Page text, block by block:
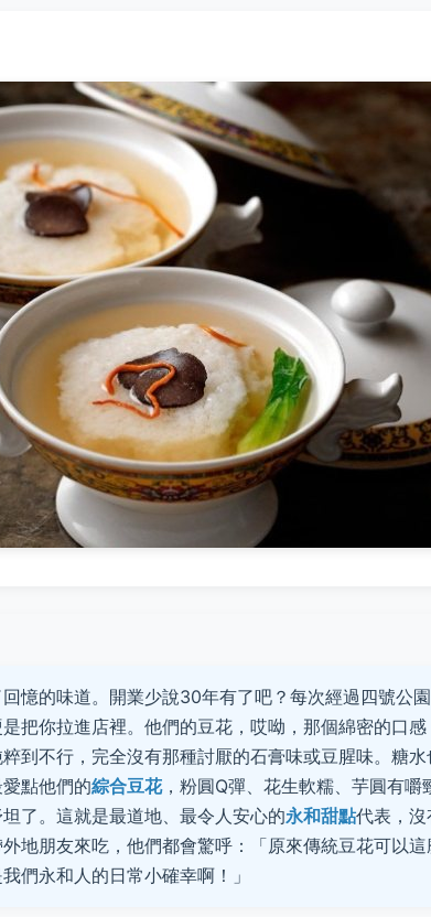
憶的味道。開業少說30年有了吧？每次經過四號公
把你拉進店裡。他們的豆花，哎呦，那個綿密的口感
到不行，完全沒有那種討厭的石膏味或豆腥味。糖水
點他們的綜合豆花，粉圓Q彈、花生軟糯、芋圓有嚼
了。這就是最道地、最令人安心的永和甜點代表，沒
地朋友來吃，他們都會驚呼：「原來傳統豆花可以這
們永和人的日常小確幸啊！」